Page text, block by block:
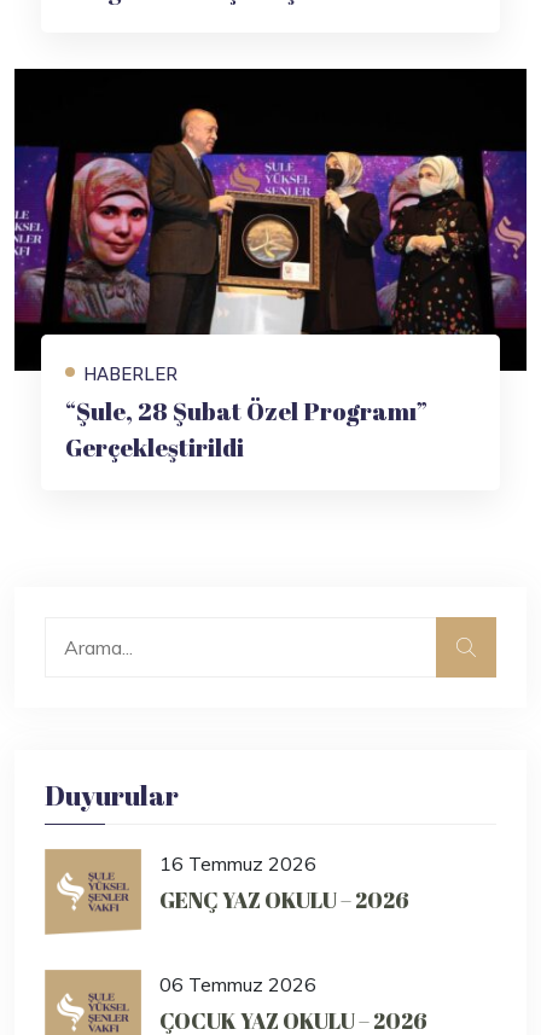
HABERLER
“Şule, 28 Şubat Özel Programı”
Gerçekleştirildi
Duyurular
16 Temmuz 2026
GENÇ YAZ OKULU – 2026
06 Temmuz 2026
ÇOCUK YAZ OKULU – 2026